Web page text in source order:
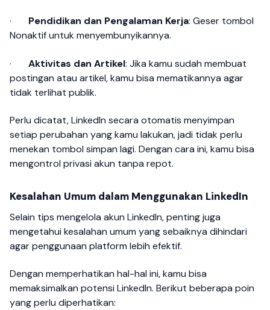
· Pendidikan dan Pengalaman Kerja: Geser tombol
Nonaktif untuk menyembunyikannya.
· Aktivitas dan Artikel: Jika kamu sudah membuat
postingan atau artikel, kamu bisa mematikannya agar
tidak terlihat publik.
Perlu dicatat, LinkedIn secara otomatis menyimpan
setiap perubahan yang kamu lakukan, jadi tidak perlu
menekan tombol simpan lagi. Dengan cara ini, kamu bisa
mengontrol privasi akun tanpa repot.
Kesalahan Umum dalam Menggunakan LinkedIn
Selain tips mengelola akun LinkedIn, penting juga
mengetahui kesalahan umum yang sebaiknya dihindari
agar penggunaan platform lebih efektif.
Dengan memperhatikan hal-hal ini, kamu bisa
memaksimalkan potensi LinkedIn. Berikut beberapa poin
yang perlu diperhatikan: